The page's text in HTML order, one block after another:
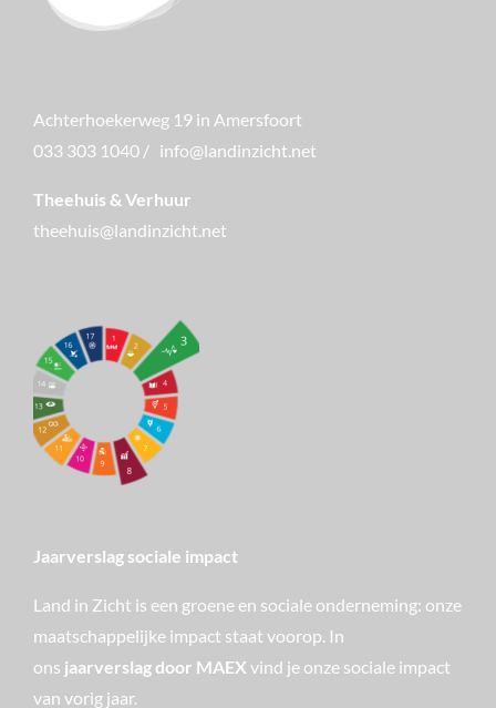
Achterhoekerweg 19 in Amersfoort
033 303 1040 / info@landinzicht.net
Theehuis & Verhuur
theehuis@landinzicht.net
Jaarverslag sociale impact
Land in Zicht is een groene en sociale onderneming: onze
maatschappelijke impact staat voorop. In
ons jaarverslag door MAEX vind je onze sociale impact
van vorig jaar.